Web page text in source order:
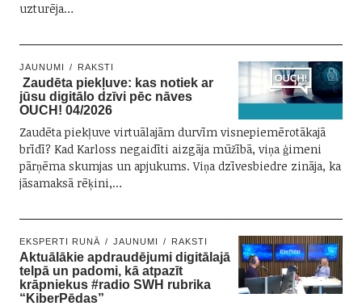
uzturēja…
JAUNUMI RAKSTI
Zaudēta piekļuve: kas notiek ar
jūsu digitālo dzīvi pēc nāves
OUCH! 04/2026
Zaudēta piekļuve virtuālajām durvīm visnepiemērotākajā
brīdī? Kad Karloss negaidīti aizgāja mūžībā, viņa ģimeni
pārņēma skumjas un apjukums. Viņa dzīvesbiedre zināja, ka
jāsamaksā rēķini,…
EKSPERTI RUNĀ JAUNUMI RAKSTI
Aktuālākie apdraudējumi digitālajā
telpā un padomi, kā atpazīt
krāpniekus #radio SWH rubrika
“KiberPēdas”